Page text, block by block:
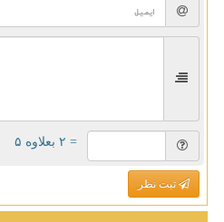
= ۲ بعلاوه ۵
ثبت نظر